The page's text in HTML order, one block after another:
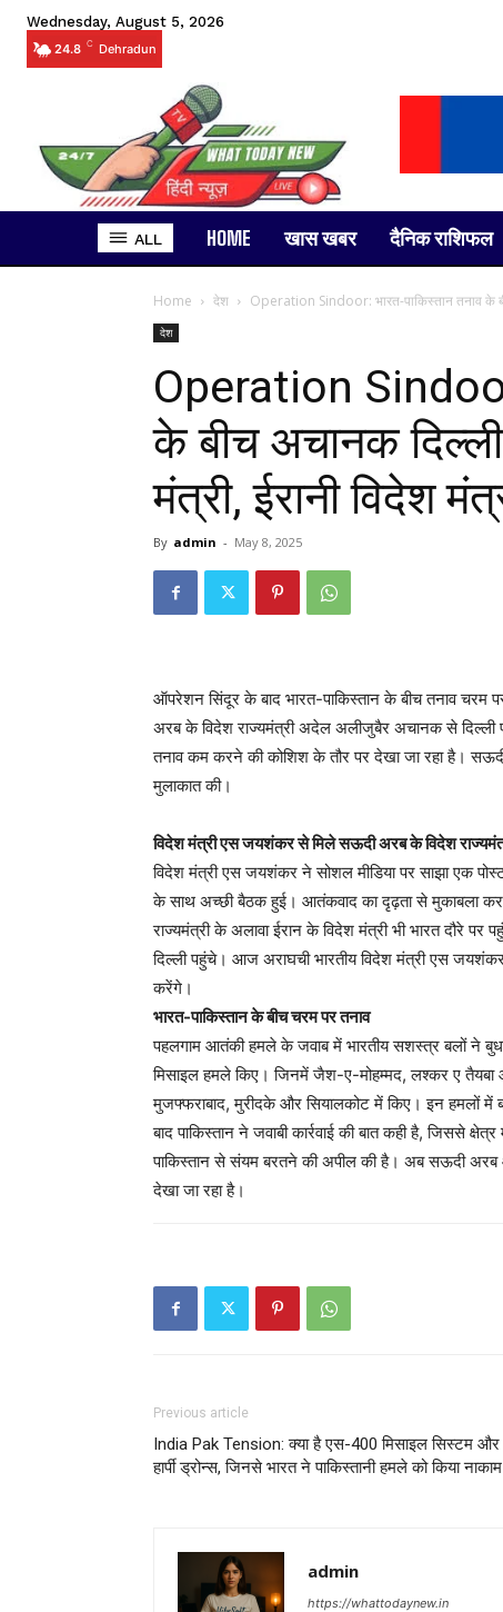
Wednesday, August 5, 2026
24.8 C Dehradun
ALL HOME खास खबर दैनिक राशिफल
Home देश Operation Sindoor: भारत-पाकिस्तान तनाव के
देश
Operation
के बीच अचानक
मंत्री, ईरानी विदेश
By admin - May 8, 2025
ऑपरेशन सिंदूर के बाद भारत-पाकिस्तान के बीच तनाव
अरब के विदेश राज्यमंत्री अदेल अलीजुबैर अचानक से दिल्ली
तनाव कम करने की कोशिश के तौर पर देखा जा रहा है।
मुलाकात की।
विदेश मंत्री एस जयशंकर से मिले सऊदी अरब के विदेश
विदेश मंत्री एस जयशंकर ने सोशल मीडिया पर साझा एक
के साथ अच्छी बैठक हुई। आतंकवाद का दृढ़ता से मुकाबला
राज्यमंत्री के अलावा ईरान के विदेश मंत्री भी भारत दौरे पर
दिल्ली पहुंचे। आज अराघची भारतीय विदेश मंत्री एस जयशंकर
करेंगे।
भारत-पाकिस्तान के बीच चरम पर तनाव
पहलगाम आतंकी हमले के जवाब में भारतीय सशस्त्र बलों ने
मिसाइल हमले किए। जिनमें जैश-ए-मोहम्मद, लश्कर ए तैयबा
मुजफ्फराबाद, मुरीदके और सियालकोट में किए। इन हमलों में
बाद पाकिस्तान ने जवाबी कार्रवाई की बात कही है, जिससे
पाकिस्तान से संयम बरतने की अपील की है। अब सऊदी अरब
देखा जा रहा है।
Previous article
India Pak Tension: क्या है एस-400 मिसाइल सिस्टम और
हार्पी ड्रोन्स, जिनसे भारत ने पाकिस्तानी हमले को किया नाकाम
admin
https://whattodaynew.in